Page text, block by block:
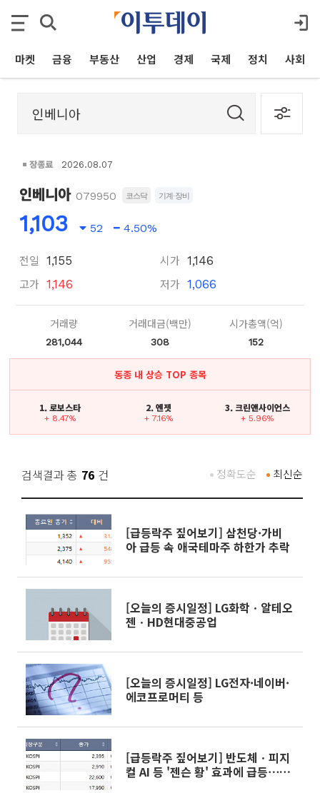
마켓 금융 부동산 산업 경제 국제 정치 사회
장종료 2026.08.07
인베니아 079950 코스닥 기계·장비
1,103 52 4.50%
전일 1,155
고가 1,146
시가 1,146
저가 1,066
거래량
281,044
거래대금(백만)
308
시가총액(억)
152
동종 내 상승 TOP 종목
1. 로보스타
+ 8.47%
2. 엔젯
+ 7.16%
3. 크린앤사이언스
+ 5.96%
검색결과 총 76 건 최신순
정확도순
[급등락주 짚어보기] 삼천당·가비
아 급등 속 애국테마주 하한가 추락
[오늘의 증시일정] LG화학ㆍ알테오
젠ㆍHD현대중공업
[오늘의 증시일정] LG전자·네이버·
에코프로머티 등
[급등락주 짚어보기] 반도체ㆍ피지
컬 AI 등 '젠슨 황' 효과에 급등⋯신